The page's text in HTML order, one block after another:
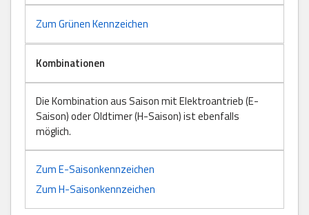
Zum Grünen Kennzeichen
Kombinationen
Die Kombination aus Saison mit Elektroantrieb (E-
Saison) oder Oldtimer (H-Saison) ist ebenfalls
möglich.
Zum E-Saisonkennzeichen
Zum H-Saisonkennzeichen